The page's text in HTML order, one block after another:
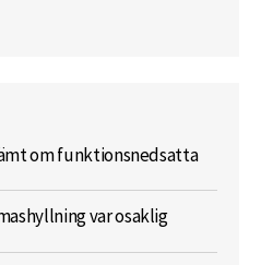
om funktionsnedsatta
var osaklig